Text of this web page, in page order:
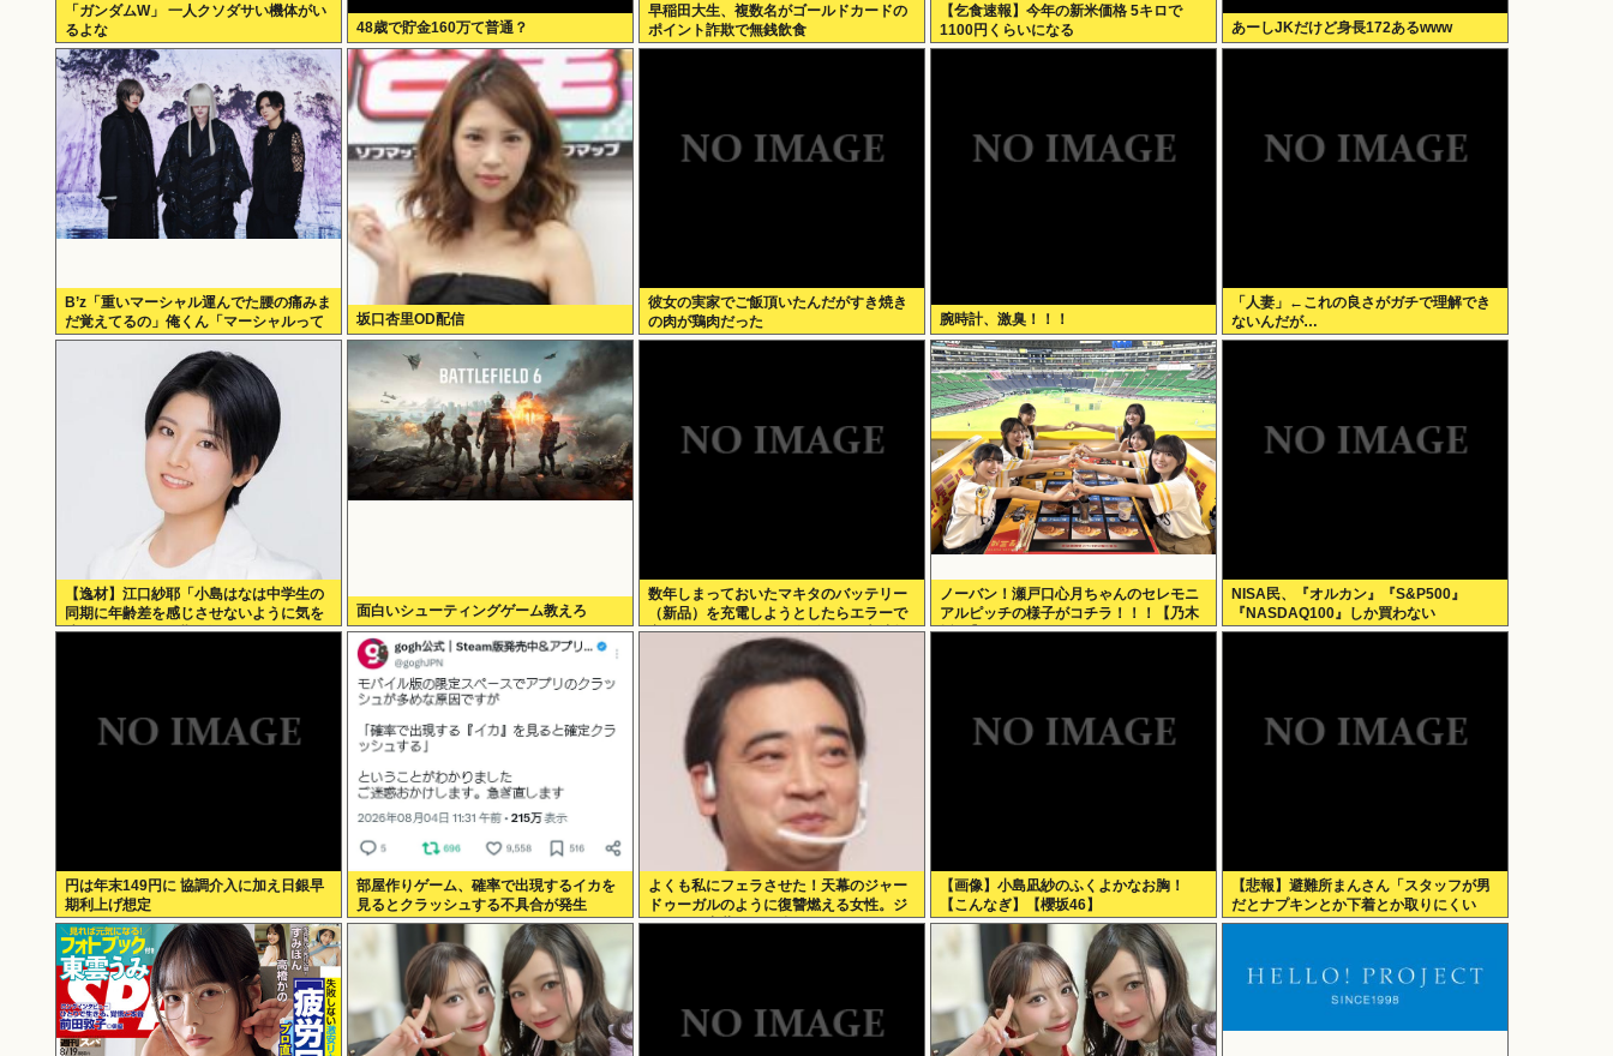
「ガンダムW」 一人クソダサい機体がい
るよな
48歳で貯金160万て普通？
早稲田大生、複数名がゴールドカードの
ポイント詐欺で無銭飲食
【乞食速報】今年の新米価格 5キロで
1100円くらいになる
あーしJKだけど身長172あるwww
B’z「重いマーシャル運んでた腰の痛みま
だ覚えてるの」俺くん「マーシャルって
何？ 」
坂口杏里OD配信
彼女の実家でご飯頂いたんだがすき焼き
の肉が鶏肉だった
腕時計、激臭！！！
「人妻」←これの良さがガチで理解でき
ないんだが…
【逸材】江口紗耶「小島はなは中学生の
同期に年齢差を感じさせないように気を
遣っているが、同期2人は気づ
面白いシューティングゲーム教えろ
数年しまっておいたマキタのバッテリー
（新品）を充電しようとしたらエラーで
充電できないんだが！復活させる方法教
ノーバン！瀬戸口心月ちゃんのセレモニ
アルピッチの様子がコチラ！！！【乃木
坂46】
NISA民、『オルカン』『S&P500』
『NASDAQ100』しか買わない
円は年末149円に 協調介入に加え日銀早
期利上げ想定
部屋作りゲーム、確率で出現するイカを
見るとクラッシュする不具合が発生
よくも私にフェラさせた！天幕のジャー
ドゥーガルのように復讐燃える女性。ジ
ャンポケ斎藤2500万拒否
【画像】小島凪紗のふくよかなお胸！
【こんなぎ】【櫻坂46】
【悲報】避難所まんさん「スタッフが男
だとナプキンとか下着とか取りにくい
の！！」